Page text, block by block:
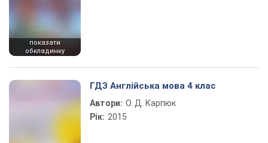
показати
обкладинку
ГДЗ Англійська мова 4 клас
Автори: О. Д. Карпюк
Рік: 2015